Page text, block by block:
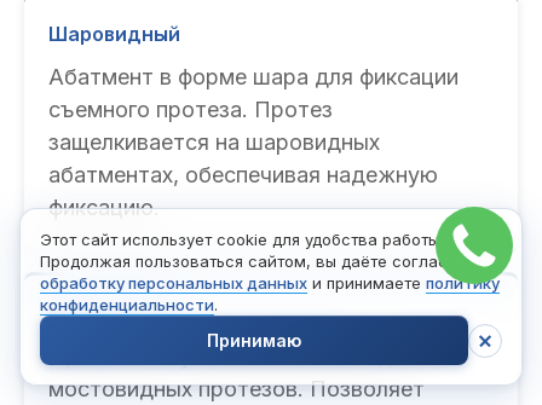
Шаровидный
Абатмент в форме шара для фиксации
съемного протеза. Протез
защелкивается на шаровидных
абатментах, обеспечивая надежную
фиксацию.
Мультиюнит
Прямой или угловой абатмент для
мостовидных протезов. Позволяет
Этот сайт использует cookie для удобства работы.
Продолжая пользоваться сайтом, вы даёте согласие на
обработку персональных данных и принимаете политику
конфиденциальности.
Принимаю